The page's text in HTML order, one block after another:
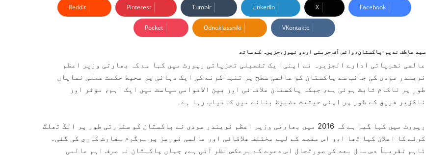
n
d
n
e
a
Facebook
X
LinkedIn
Tumblr
Pinterest
Reddit
VKontakte
Odnoklassniki
Pocket
سید عاطف ندیم-پاکستان،وائس آف جرمنی اردو نیوز،جزیرہ کے ساتھ
عالمی نشریاتی ادارے الجزیرہ نے اپنی ایک تفصیلی تجزیاتی رپورٹ میں کہا ہے کہ بھارتی وزیر اعظم
نریندر مودی کی جانب سے پاکستان کو عالمی سطح پر تنہا کرنے کی ایک دہائی پر محیط حکمت عملی نمایاں
طور پر ناکام ثابت ہوئی ہے، جبکہ پاکستان علاقائی اور بین الاقوامی سیاست میں ایک اہم، مؤثر اور
ناگزیر فریق کے طور پر اپنی حیثیت مضبوط بنانے میں کامیاب رہا ہے۔
رپورٹ میں کہا گیا ہے کہ 2016 میں بھارتی وزیر اعظم نریندر مودی نے پاکستان کو سفارتی طور پر الگ تھلگ
کرنے کا اعلان کیا تھا اور اس مقصد کے لیے مختلف علاقائی اور عالمی فورمز پر سرگرم سفارت کاری کی گئی۔
تاہم تقریباً دس سال بعد کی صورتحال اس دعوے کے برعکس نظر آتی ہے، جہاں پاکستان نہ صرف اہم عالمی